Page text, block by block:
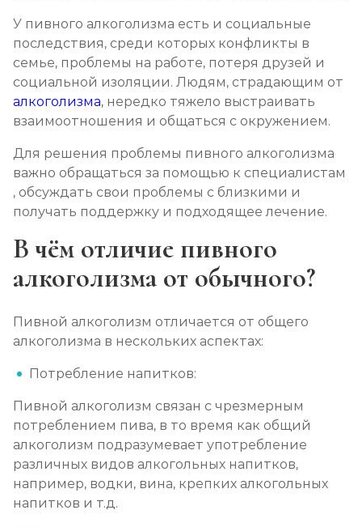
Химический блок от алкоголизма
от 2 850 ₽ Записаться
от 3 600 ₽ Записаться
Раскодирование от алкоголизма
от 1 800 ₽ Записаться
Мотивация на лечение алкоголизма
от 2 150 ₽ Записаться
Лечение алкоголизма амбулаторно
от 1 100 ₽ Записаться
Лечение алкоголизма в стационаре (сутки)
от 2 500 ₽ Записаться
У пивного алкоголизма есть и социальные
последствия, среди которых конфликты в
семье, проблемы на работе, потеря друзей и
социальной изоляции. Людям, страдающим от
алкоголизма, нередко тяжело выстраивать
взаимоотношения и общаться с окружением.
Для решения проблемы пивного алкоголизма
важно обращаться за помощью к специалистам
, обсуждать свои проблемы с близкими и
получать поддержку и подходящее лечение.
В чём отличие пивного
алкоголизма от обычного?
Пивной алкоголизм отличается от общего
алкоголизма в нескольких аспектах:
Потребление напитков:
Пивной алкоголизм связан с чрезмерным
потреблением пива, в то время как общий
алкоголизм подразумевает употребление
различных видов алкогольных напитков,
например, водки, вина, крепких алкогольных
напитков и т.д.